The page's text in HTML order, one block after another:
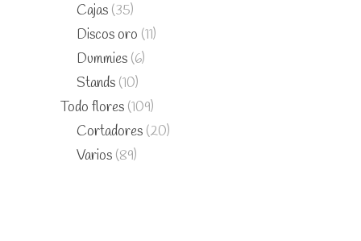
Cajas (35)
Discos oro (11)
Dummies (6)
Stands (10)
Todo flores (109)
Cortadores (20)
Varios (89)